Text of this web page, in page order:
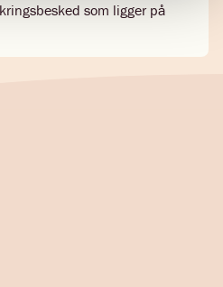
som ligger på